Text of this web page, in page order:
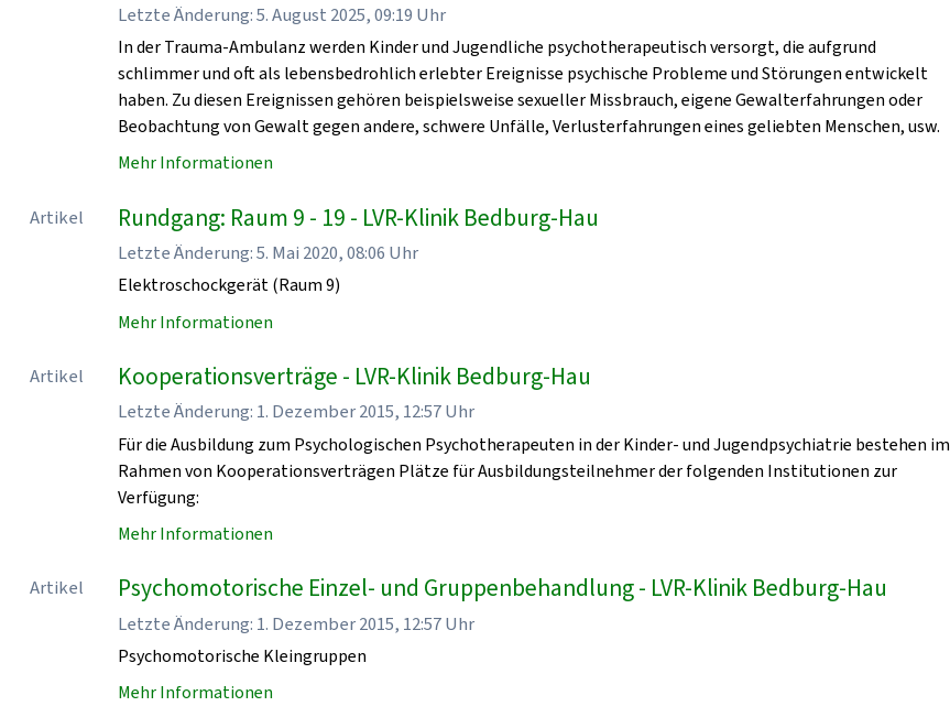
Letzte Änderung: 5. August 2025, 09:19 Uhr
In der Trauma-Ambulanz werden Kinder und Jugendliche psychotherapeutisch versorgt, die aufgrund
schlimmer und oft als lebensbedrohlich erlebter Ereignisse psychische Probleme und Störungen entwickelt
haben. Zu diesen Ereignissen gehören beispielsweise sexueller Missbrauch, eigene Gewalterfahrungen oder
Beobachtung von Gewalt gegen andere, schwere Unfälle, Verlusterfahrungen eines geliebten Menschen, usw.
Mehr Informationen
Artikel Rundgang: Raum 9 - 19 - LVR-Klinik Bedburg-Hau
Letzte Änderung: 5. Mai 2020, 08:06 Uhr
Elektroschockgerät (Raum 9)
Mehr Informationen
Artikel Kooperationsverträge - LVR-Klinik Bedburg-Hau
Letzte Änderung: 1. Dezember 2015, 12:57 Uhr
Für die Ausbildung zum Psychologischen Psychotherapeuten in der Kinder- und Jugendpsychiatrie bestehen im
Rahmen von Kooperationsverträgen Plätze für Ausbildungsteilnehmer der folgenden Institutionen zur
Verfügung:
Mehr Informationen
Artikel Psychomotorische Einzel- und Gruppenbehandlung - LVR-Klinik Bedburg-Hau
Letzte Änderung: 1. Dezember 2015, 12:57 Uhr
Psychomotorische Kleingruppen
Mehr Informationen